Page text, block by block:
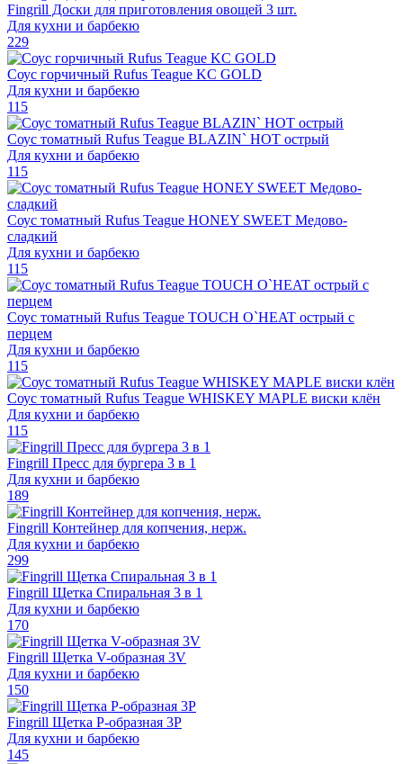
Fingrill Доски для приготовления овощей 3 шт.
Для кухни и барбекю
229
Соус горчичный Rufus Teague KC GOLD
Для кухни и барбекю
115
Соус томатный Rufus Teague BLAZIN` HOT острый
Для кухни и барбекю
115
Соус томатный Rufus Teague HONEY SWEET Медово-
сладкий
Для кухни и барбекю
115
Соус томатный Rufus Teague TOUCH O`HEAT острый с
перцем
Для кухни и барбекю
115
Соус томатный Rufus Teague WHISKEY MAPLE виски клён
Для кухни и барбекю
115
Fingrill Пресс для бургера 3 в 1
Для кухни и барбекю
189
Fingrill Контейнер для копчения, нерж.
Для кухни и барбекю
299
Fingrill Щетка Спиральная 3 в 1
Для кухни и барбекю
170
Fingrill Щетка V-образная 3V
Для кухни и барбекю
150
Fingrill Щетка Р-образная 3P
Для кухни и барбекю
145